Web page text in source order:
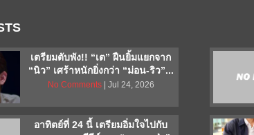
เตรียมตับพัง!! “เต” ฝืนยิ้มแยกจาก
“นิว” เศร้าหนักยิ่งกว่า “ม่อน-ริว”...
No Comments| Jul 24, 2026
อาทิตย์ที่ 24 นี้ เตรียมอิ่มใจไปกับ